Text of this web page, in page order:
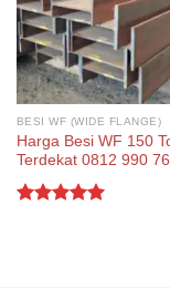
BESI WF (WIDE FLANGE)
Harga Besi WF 150
Terdekat 0812 990